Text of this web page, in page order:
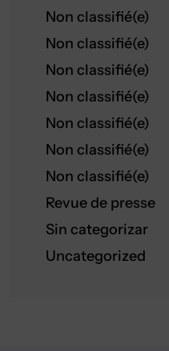
Non classifié(e)
Non classifié(e)
Non classifié(e)
Non classifié(e)
Non classifié(e)
Non classifié(e)
Non classifié(e)
Revue de presse
Sin categorizar
Uncategorized